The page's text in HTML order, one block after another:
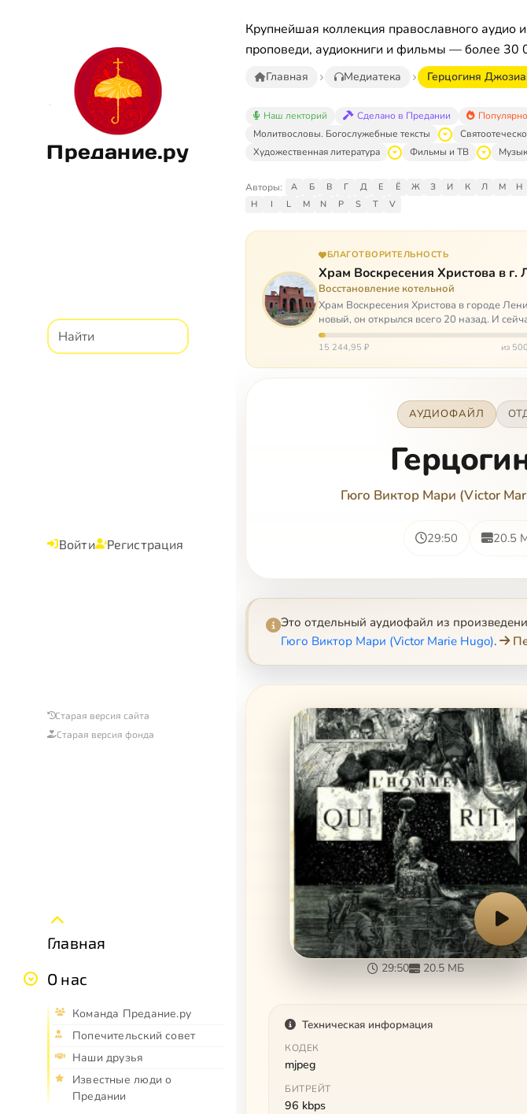
Предание.ру
Войти Регистрация
Старая версия сайта
Старая версия фонда
Главная
О нас
Команда Предание.ру
Попечительский совет
Наши друзья
Известные люди о
Предании
Крупнейшая коллекция православного аудио
проповеди, аудиокниги и фильмы — более 30
Главная Медиатека Герцогиня
Наш лекторий Сделано в Предании
Молитвословы. Богослужебные тексты
Художественная литература
Фильмы и ТВ
Авторы: А Б В Г Д Е Ё Ж З И К Л М Н
H
I L M N P S T V
БЛАГОТВОРИТЕЛЬНОСТЬ
Храм Воскресения Христова в г.
Восстановление котельной
Храм Воскресения Христова в городе
новый, он открылся всего 20 назад. И
Сибирь,…
15 244,95 ₽ из
АУДИОФАЙЛ
Гюго Виктор Мари (Victor
29:50 20.5
Это отдельный аудиофайл из
Гюго Виктор Мари (Victor Marie Hugo).
29:50 20.5 МБ
Техническая информация
КОДЕК
mjpeg
БИТРЕЙТ
96 kbps